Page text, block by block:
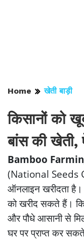
Home खेती बाड़ी
किसानों को
बांस की खेती,
Bamboo
(National Seeds
ऑनलाइन खरीदता
को खरीद सकते हैं।
और पौधे आसानी से
घर पर प्राप्त कर